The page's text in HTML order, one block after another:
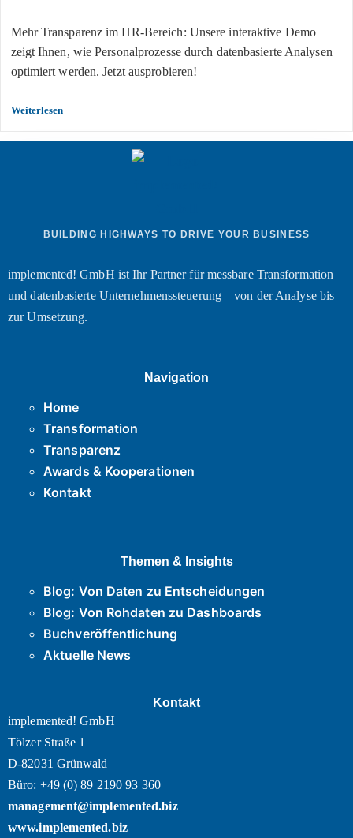
Mehr Transparenz im HR-Bereich: Unsere interaktive Demo
zeigt Ihnen, wie Personalprozesse durch datenbasierte Analysen
optimiert werden. Jetzt ausprobieren!
Weiterlesen
BUILDING HIGHWAYS TO DRIVE YOUR BUSINESS
implemented! GmbH ist Ihr Partner für messbare Transformation
und datenbasierte Unternehmenssteuerung – von der Analyse bis
zur Umsetzung.
Navigation
Home
Transformation
Transparenz
Awards & Kooperationen
Kontakt
Themen & Insights
Blog: Von Daten zu Entscheidungen
Blog: Von Rohdaten zu Dashboards
Buchveröffentlichung
Aktuelle News
Kontakt
implemented! GmbH
Tölzer Straße 1
D-82031 Grünwald
Büro: +49 (0) 89 2190 93 360
management@implemented.biz
www.implemented.biz